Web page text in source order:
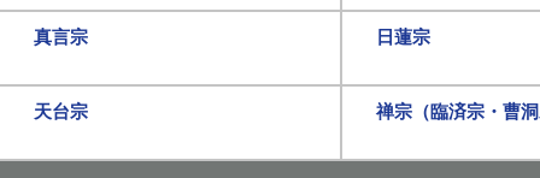
真言宗 日蓮宗
天台宗 禅宗（臨済宗・曹